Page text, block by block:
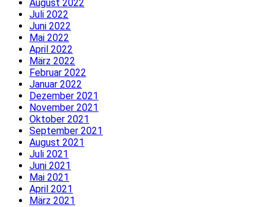
August 2022
Juli 2022
Juni 2022
Mai 2022
April 2022
März 2022
Februar 2022
Januar 2022
Dezember 2021
November 2021
Oktober 2021
September 2021
August 2021
Juli 2021
Juni 2021
Mai 2021
April 2021
März 2021